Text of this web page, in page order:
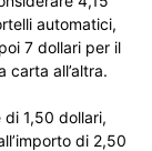
automatici,
7 dollari per il
carta all’altra.
di 1,50 dollari,
di 2,50